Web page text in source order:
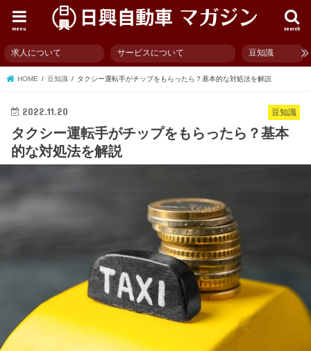
search
menu
求人について サービスについて 豆知識
HOME 豆知識 タクシー運転手がチップをもらったら？基本的な対処法を解説
豆知識
2022.11.20
タクシー運転手がチップをもらったら？基本
的な対処法を解説